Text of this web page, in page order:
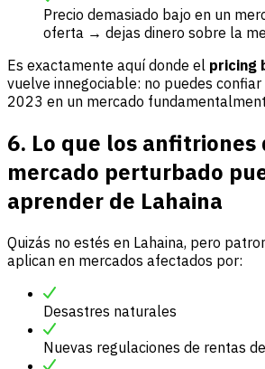
Precio demasiado bajo en un
oferta → dejas dinero sobre la
Es exactamente aquí donde el pricing
vuelve innegociable: no puedes
2023 en un mercado
6. Lo que los
mercado perturbado
aprender de Lahaina
Quizás no estés en Lahaina, pero
aplican en mercados afectados por:
Desastres naturales
Nuevas regulaciones de rentas